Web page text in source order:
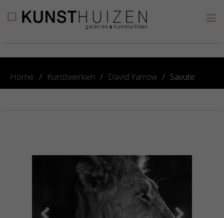
Home / Kunstwerken / David Yarrow / Savute